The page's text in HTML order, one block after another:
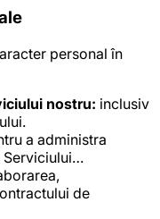
personal în
nostru: inclusiv
a administra
Serviciului…
de